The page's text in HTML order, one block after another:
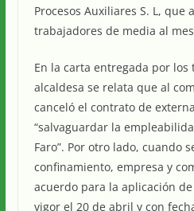
Procesos Auxiliares S. L, que
trabajadores de media al
En la carta entregada por los
alcaldesa se relata que al
canceló el contrato de
“salvaguardar la
Faro”. Por otro lado, cuando
confinamiento, empresa y
acuerdo para la aplicación
vigor el 20 de abril y con